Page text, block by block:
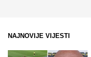
NAJNOVIJE VIJESTI